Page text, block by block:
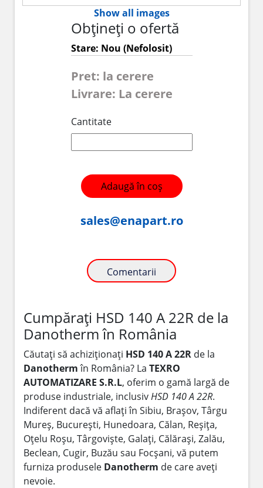
Show all images
Obțineți o ofertă
Stare: Nou (Nefolosit)
Pret: la cerere
Livrare: La cerere
Cantitate
Adaugă în coș
sales@enapart.ro
Comentarii
Cumpărați HSD 140 A 22R de la
Danotherm în România
Căutați să achiziționați HSD 140 A 22R de la
Danothermîn România? La TEXRO
AUTOMATIZARE S.R.L, oferim o gamă largă de
produse industriale, inclusivHSD 140 A 22R.
Indiferent dacă vă aflați în Sibiu, Brașov, Târgu
Mureș, București, Hunedoara, Călan, Reșița,
Oțelu Roșu, Târgoviște, Galați, Călărași, Zalău,
Beclean, Cugir, Buzău sau Focșani, vă putem
furniza produsele Danotherm de care aveți
nevoie.